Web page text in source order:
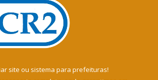
site ou sistema para prefeituras!